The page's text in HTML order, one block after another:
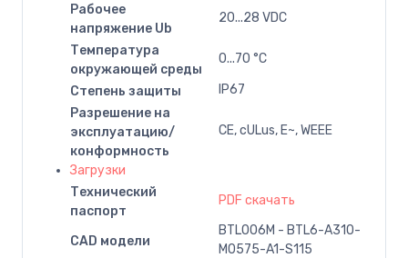
Рабочее
напряжение Ub
20...28 VDC
Температура
окружающей среды
0...70 °C
Степень защиты
IP67
Разрешение на
эксплуатацию/
конформность
CE, cULus, E~, WEEE
Загрузки
Технический
паспорт
PDF скачать
CAD модели
BTL006M - BTL6-A310-
M0575-A1-S115